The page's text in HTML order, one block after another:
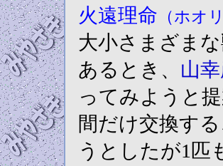
火遠理命 （ホオ
大小さまざま
あるとき、 山
ってみようと提
間だけ交換す
うとしたが1匹